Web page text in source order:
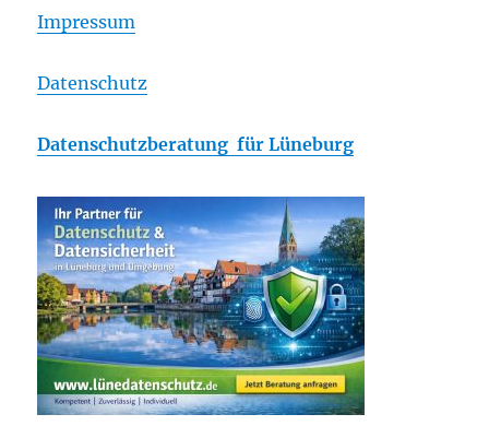
und
führt
elektronische
ein
Impressum
Datenschutz
Datenschutzberatung für Lüneburg